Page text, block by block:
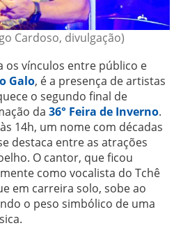
Cardoso, divulgação)
os vínculos entre público e
Galo, é a presença de artistas
o segundo final de
da 36° Feira de Inverno.
14h, um nome com décadas
destaca entre as atrações
O cantor, que ficou
como vocalista do Tchê
em carreira solo, sobe ao
o peso simbólico de uma